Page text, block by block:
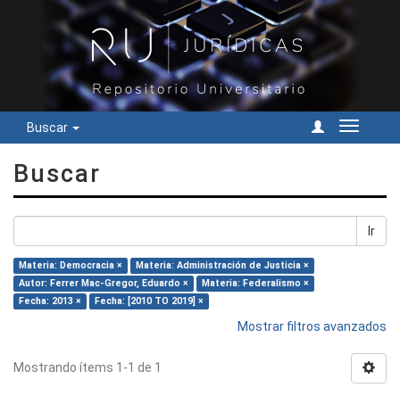
Buscar
Cambiar
Buscar
Ir
Materia: Democracia ×
Materia: Administración de Justicia ×
Autor: Ferrer Mac-Gregor, Eduardo ×
Materia: Federalismo ×
Fecha: 2013 ×
Fecha: [2010 TO 2019] ×
Mostrar filtros avanzados
Mostrando ítems 1-1 de 1